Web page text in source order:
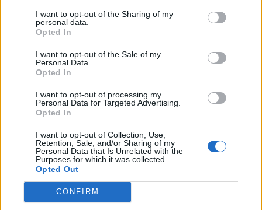
I want to opt-out of the Sharing of my
personal data.
Opted In
I want to opt-out of the Sale of my
Personal Data.
Opted In
I want to opt-out of processing my
Personal Data for Targeted Advertising.
Opted In
I want to opt-out of Collection, Use,
Retention, Sale, and/or Sharing of my
Personal Data that Is Unrelated with the
Purposes for which it was collected.
Opted Out
CONFIRM
Ghinionul teribil al Alexandrei: n-a ajuns la
noptiera în care se afla buletinul expirat al
soției monstrului! Ar fi putut da adresa exactă
ad